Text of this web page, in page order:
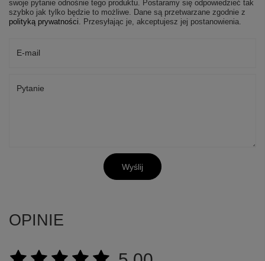
swoje pytanie odnośnie tego produktu. Postaramy się odpowiedzieć tak
szybko jak tylko będzie to możliwe. Dane są przetwarzane zgodnie z
polityką prywatności. Przesyłając je, akceptujesz jej postanowienia.
E-mail
Pytanie
Wyślij
OPINIE